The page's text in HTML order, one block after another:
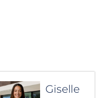
Giselle